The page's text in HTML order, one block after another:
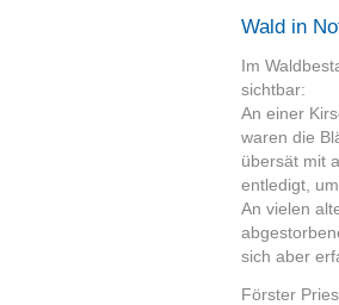
Wald in
Im
sichtbar:
An einer
waren die
übersät mit
entledigt,
An vielen
sich aber
Förster